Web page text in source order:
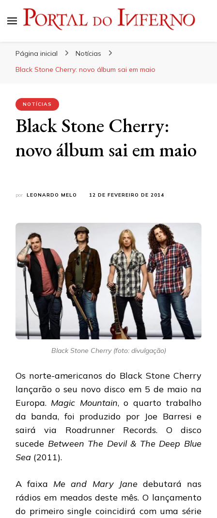
Página inicial
Notícias
Black Stone Cherry: novo álbum sai em maio
NOTÍCIAS
Black Stone Cherry:
novo álbum sai em maio
por LEONARDO MELO 12 DE FEVEREIRO DE 2014
Black Stone Cherry (foto: divulgação)
Os norte-americanos do Black Stone Cherry
lançarão o seu novo disco em 5 de maio na
Europa. Magic Mountain, o quarto trabalho
da banda, foi produzido por Joe Barresi e
sairá via Roadrunner Records. O disco
sucede Between The Devil & The Deep Blue
Sea (2011).
A faixa Me and Mary Jane debutará nas
rádios em meados deste mês. O lançamento
do primeiro single coincidirá com uma série